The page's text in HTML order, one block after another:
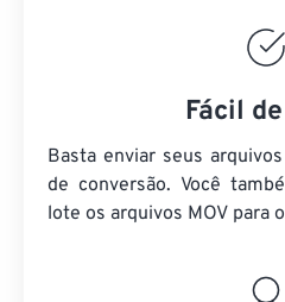
Fácil
Basta enviar seus
de conversão. Você
lote os arquivos MOV para